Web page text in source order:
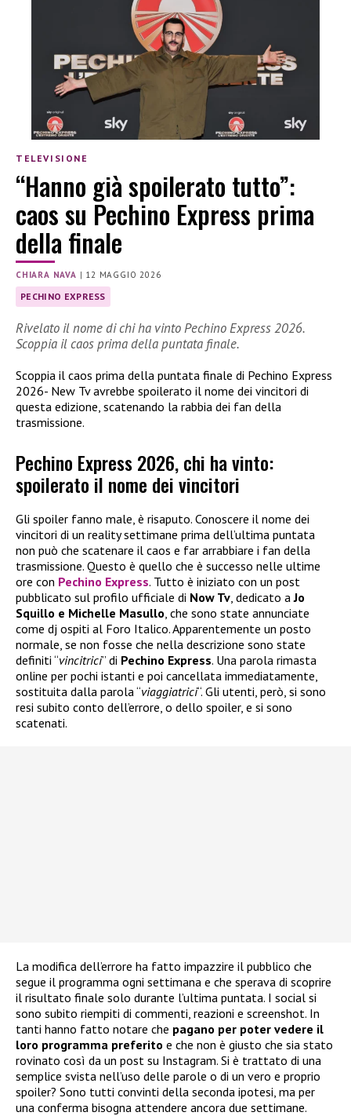
TELEVISIONE
“Hanno già spoilerato tutto”:
caos su Pechino Express prima
della finale
CHIARA NAVA | 12 MAGGIO 2026
PECHINO EXPRESS
Rivelato il nome di chi ha vinto Pechino Express 2026.
Scoppia il caos prima della puntata finale.
Scoppia il caos prima della puntata finale di Pechino Express
2026- New Tv avrebbe spoilerato il nome dei vincitori di
questa edizione, scatenando la rabbia dei fan della
trasmissione.
Pechino Express 2026, chi ha vinto:
spoilerato il nome dei vincitori
Gli spoiler fanno male, è risaputo. Conoscere il nome dei
vincitori di un reality settimane prima dell’ultima puntata
non può che scatenare il caos e far arrabbiare i fan della
trasmissione. Questo è quello che è successo nelle ultime
ore con Pechino Express. Tutto è iniziato con un post
pubblicato sul profilo ufficiale di Now Tv , dedicato aJo
Squillo e Michelle Masullo , che sono state annunciate
come dj ospiti al Foro Italico. Apparentemente un posto
normale, se non fosse che nella descrizione sono state
definiti “vincitrici” di Pechino Express. Una parola rimasta
online per pochi istanti e poi cancellata immediatamente,
sostituita dalla parola “viaggiatrici“. Gli utenti, però, si sono
resi subito conto dell’errore, o dello spoiler, e si sono
scatenati.
La modifica dell’errore ha fatto impazzire il pubblico che
segue il programma ogni settimana e che sperava di scoprire
il risultato finale solo durante l’ultima puntata. I social si
sono subito riempiti di commenti, reazioni e screenshot. In
tanti hanno fatto notare che pagano per poter vedere il
loro programma preferito e che non è giusto che sia stato
rovinato così da un post su Instagram. Si è trattato di una
semplice svista nell’uso delle parole o di un vero e proprio
spoiler? Sono tutti convinti della seconda ipotesi, ma per
una conferma bisogna attendere ancora due settimane.